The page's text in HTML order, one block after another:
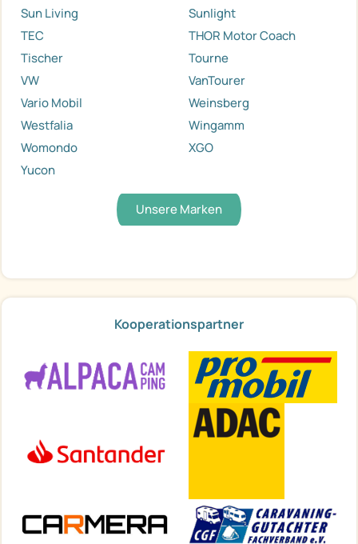
Sun Living
Sunlight
TEC
THOR Motor Coach
Tischer
Tourne
VW
VanTourer
Vario Mobil
Weinsberg
Westfalia
Wingamm
Womondo
XGO
Yucon
Unsere Marken
Kooperationspartner